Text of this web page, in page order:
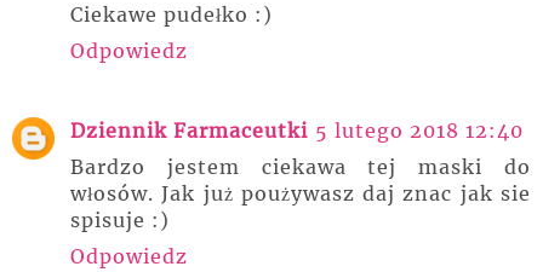
Ciekawe pudełko :)
Odpowiedz
Dziennik Farmaceutki 5 lutego 2018 12:40
Bardzo jestem ciekawa tej maski do
włosów. Jak już poużywasz daj znac jak sie
spisuje :)
Odpowiedz